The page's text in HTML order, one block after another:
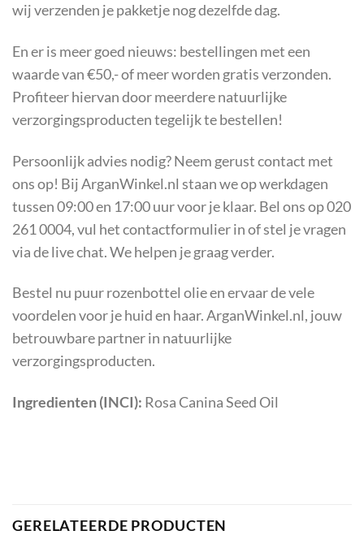
wij verzenden je pakketje nog dezelfde dag.
En er is meer goed nieuws: bestellingen met een
waarde van €50,- of meer worden gratis verzonden.
Profiteer hiervan door meerdere natuurlijke
verzorgingsproducten tegelijk te bestellen!
Persoonlijk advies nodig? Neem gerust contact met
ons op! Bij ArganWinkel.nl staan we op werkdagen
tussen 09:00 en 17:00 uur voor je klaar. Bel ons op 020
261 0004, vul het contactformulier in of stel je vragen
via de live chat. We helpen je graag verder.
Bestel nu puur rozenbottel olie en ervaar de vele
voordelen voor je huid en haar. ArganWinkel.nl, jouw
betrouwbare partner in natuurlijke
verzorgingsproducten.
Ingredienten (INCI): Rosa Canina Seed Oil
GERELATEERDE PRODUCTEN